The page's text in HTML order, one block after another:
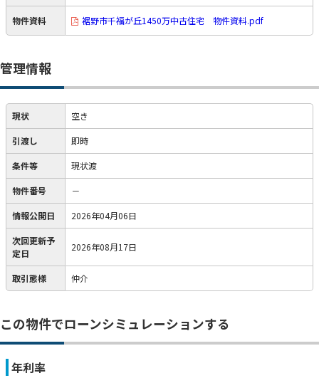
物件資料 裾野市千福が丘1450万中古住宅 物件資料.pdf
管理情報
現状 空き
引渡し 即時
条件等 現状渡
物件番号 －
情報公開日 2026年04月06日
次回更新予
定日
2026年08月17日
取引態様 仲介
この物件でローンシミュレーションする
年利率